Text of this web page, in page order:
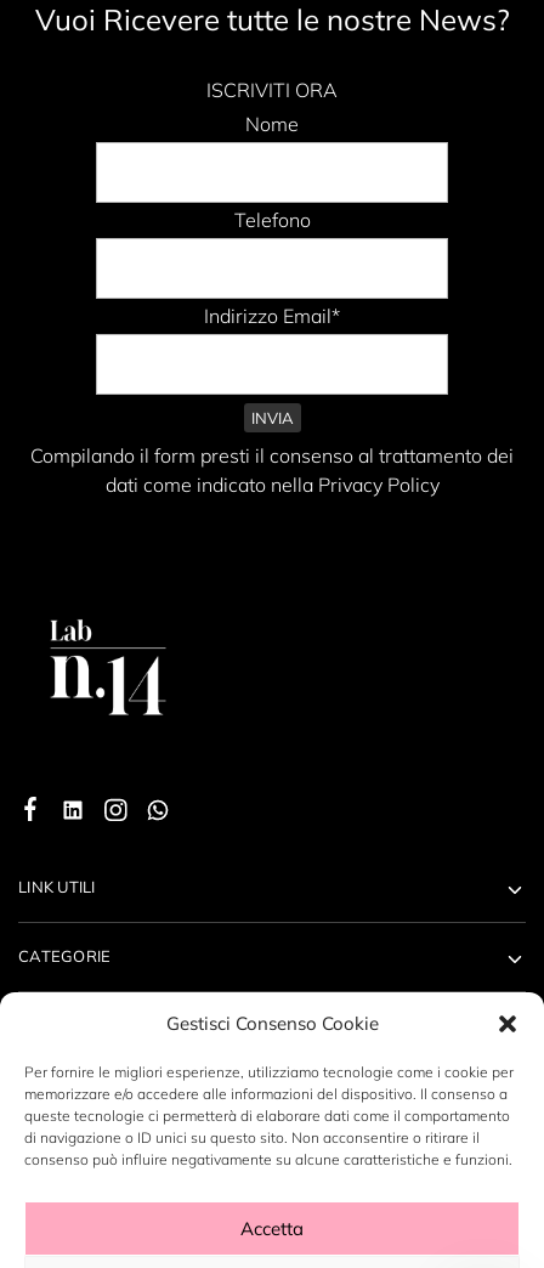
Gestisci Consenso Cookie
Per fornire le migliori esperienze, utilizziamo tecnologie come i cookie per
memorizzare e/o accedere alle informazioni del dispositivo. Il consenso a
queste tecnologie ci permetterà di elaborare dati come il comportamento
di navigazione o ID unici su questo sito. Non acconsentire o ritirare il
consenso può influire negativamente su alcune caratteristiche e funzioni.
Accetta
Vuoi Ricevere tutte le nostre News?
ISCRIVITI ORA
Nome
Telefono
Indirizzo Email*
Compilando il form presti il consenso al trattamento dei
dati come indicato nella Privacy Policy
LINK UTILI
CATEGORIE
CONTATTI
Copyright ©2023 LABORATORIO N14 SRL - P.Iva: 12496530960